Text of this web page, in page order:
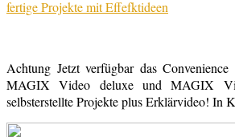
Achtung Jetzt verfügbar das
MAGIX Video deluxe und MAGIX
selbsterstellte Projekte plus Erklärvideo! In